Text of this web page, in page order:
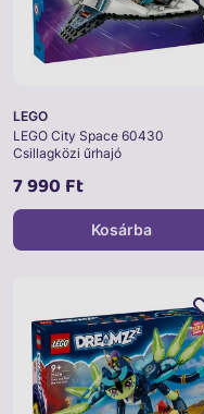
LEGO
LEGO City Space 60430
Csillagközi űrhajó
7 990 Ft
Kosárba